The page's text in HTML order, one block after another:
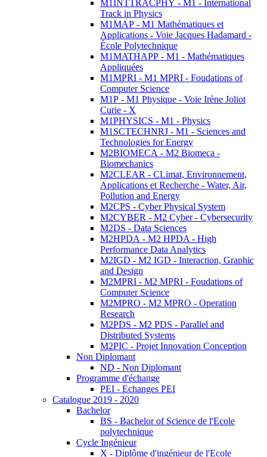
M1INTTRACPHY - M1 - International
Track in Physics
M1MAP - M1 Mathématiques et
Applications - Voie Jacques Hadamard -
École Polytechnique
M1MATHAPP - M1 - Mathématiques
Appliquées
M1MPRI - M1 MPRI - Foudations of
Computer Science
M1P - M1 Physique - Voie Irène Joliot
Curie - X
M1PHYSICS - M1 - Physics
M1SCTECHNRJ - M1 - Sciences and
Technologies for Energy
M2BIOMECA - M2 Biomeca -
Biomechanics
M2CLEAR - CLimat, Environnement,
Applications et Recherche - Water, Air,
Pollution and Energy
M2CPS - Cyber Physical System
M2CYBER - M2 Cyber - Cybersecurity
M2DS - Data Sciences
M2HPDA - M2 HPDA - High
Performance Data Analytics
M2IGD - M2 IGD - Interaction, Graphic
and Design
M2MPRI - M2 MPRI - Foudations of
Computer Science
M2MPRO - M2 MPRO - Operation
Research
M2PDS - M2 PDS - Parallel and
Distributed Systems
M2PIC - Projet Innovation Conception
Non Diplomant
ND - Non Diplomant
Programme d'échange
PEI - Echanges PEI
Catalogue 2019 - 2020
Bachelor
BS - Bachelor of Science de l'Ecole
polytechnique
Cycle Ingénieur
X - Diplôme d'ingénieur de l'Ecole